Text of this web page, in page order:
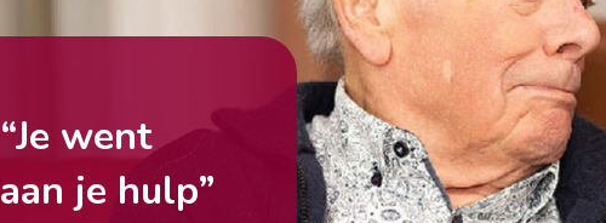
“Je went
aan je hulp”